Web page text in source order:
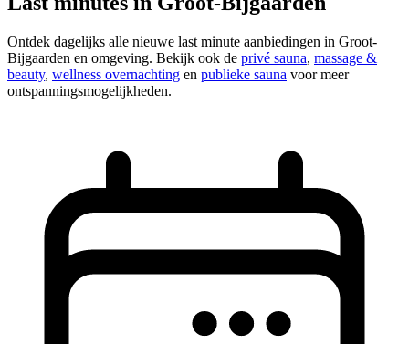
Ontdek dagelijks alle nieuwe last minute aanbiedingen in Groot-
Bijgaarden en omgeving. Bekijk ook de privé sauna, massage &
beauty, wellness overnachting en publieke sauna voor meer
ontspanningsmogelijkheden.